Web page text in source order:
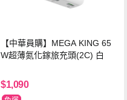
【中華員購】MEGA KING 65
W超薄氮化鎵旅充頭(2C) 白
$1,090